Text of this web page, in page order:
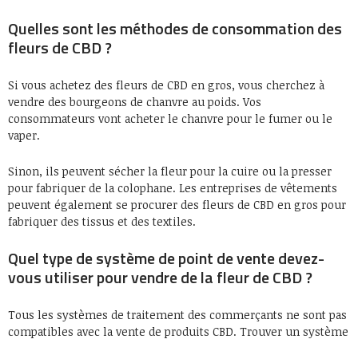
Quelles sont les méthodes de consommation des
fleurs de CBD ?
Si vous achetez des fleurs de CBD en gros, vous cherchez à
vendre des bourgeons de chanvre au poids. Vos
consommateurs vont acheter le chanvre pour le fumer ou le
vaper.
Sinon, ils peuvent sécher la fleur pour la cuire ou la presser
pour fabriquer de la colophane. Les entreprises de vêtements
peuvent également se procurer des fleurs de CBD en gros pour
fabriquer des tissus et des textiles.
Quel type de système de point de vente devez-
vous utiliser pour vendre de la fleur de CBD ?
Tous les systèmes de traitement des commerçants ne sont pas
compatibles avec la vente de produits CBD. Trouver un système